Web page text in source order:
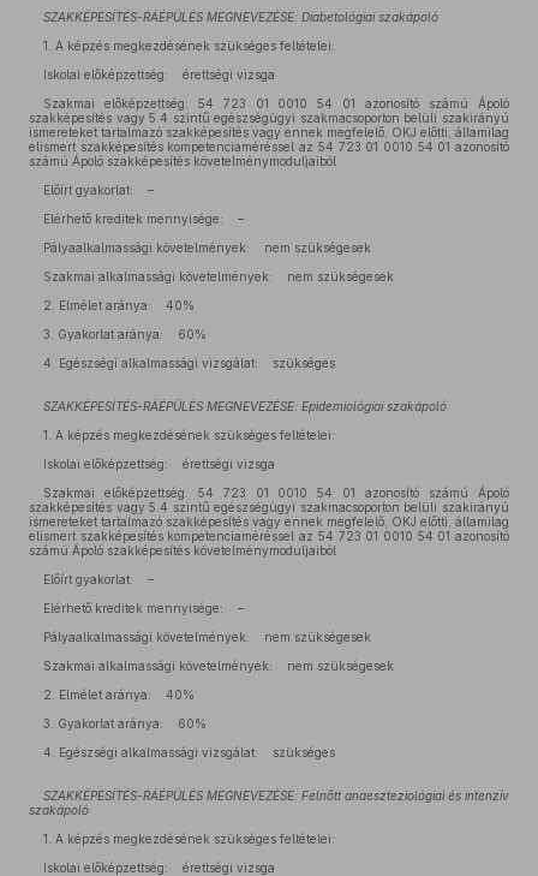
SZAKKÉPESÍTÉS-RÁÉPÜLÉS MEGNEVEZÉSE: Diabetológiai szakápoló
1. A képzés megkezdésének szükséges feltételei:
Iskolai előképzettség: érettségi vizsga
Szakmai előképzettség: 54 723 01 0010 54 01 azonosító számú Ápoló
szakképesítés vagy 5.4 szintű egészségügyi szakmacsoporton belüli szakirányú
ismereteket tartalmazó szakképesítés vagy ennek megfelelő, OKJ előtti, államilag
elismert szakképesítés kompetenciaméréssel az 54 723 01 0010 54 01 azonosító
számú Ápoló szakképesítés követelménymoduljaiból
Előírt gyakorlat: –
Elérhető kreditek mennyisége: –
Pályaalkalmassági követelmények: nem szükségesek
Szakmai alkalmassági követelmények: nem szükségesek
2. Elmélet aránya: 40%
3. Gyakorlat aránya: 60%
4. Egészségi alkalmassági vizsgálat: szükséges
SZAKKÉPESÍTÉS-RÁÉPÜLÉS MEGNEVEZÉSE: Epidemiológiai szakápoló
1. A képzés megkezdésének szükséges feltételei:
Iskolai előképzettség: érettségi vizsga
Szakmai előképzettség: 54 723 01 0010 54 01 azonosító számú Ápoló
szakképesítés vagy 5.4 szintű egészségügyi szakmacsoporton belüli szakirányú
ismereteket tartalmazó szakképesítés vagy ennek megfelelő, OKJ előtti, államilag
elismert szakképesítés kompetenciaméréssel az 54 723 01 0010 54 01 azonosító
számú Ápoló szakképesítés követelménymoduljaiból
Előírt gyakorlat: –
Elérhető kreditek mennyisége: –
Pályaalkalmassági követelmények: nem szükségesek
Szakmai alkalmassági követelmények: nem szükségesek
2. Elmélet aránya: 40%
3. Gyakorlat aránya: 60%
4. Egészségi alkalmassági vizsgálat: szükséges
SZAKKÉPESÍTÉS-RÁÉPÜLÉS MEGNEVEZÉSE: Felnőtt anaeszteziológiai és intenzív
szakápoló
1. A képzés megkezdésének szükséges feltételei:
Iskolai előképzettség: érettségi vizsga